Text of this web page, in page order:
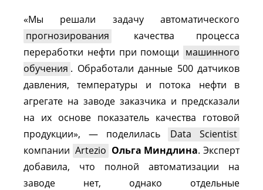
«Мы решали задачу автоматического
прогнозирования
качества процесса
переработки нефти при помощи машинного
обучения . Обработали данные 500 датчиков
давления, температуры и потока нефти в
агрегате на заводе заказчика и предсказали
на их основе показатель качества готовой
продукции», — поделилась
Data Scientist
компании Artezio Ольга Миндлина. Эксперт
добавила, что полной автоматизации на
заводе нет, однако отдельные